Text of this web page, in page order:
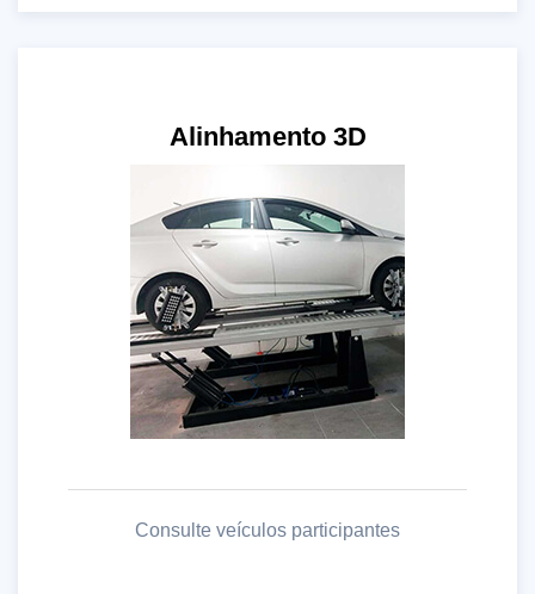
Alinhamento 3D
Consulte veículos participantes